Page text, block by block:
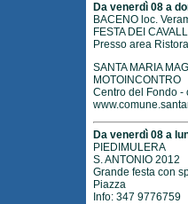
Da venerdì 08 a
BACENO loc.
FESTA DEI CAVALLI
Presso area
SANTA MARIA
MOTOINCONTRO
Centro del Fondo -
Da venerdì 08 a
PIEDIMULERA
S. ANTONIO 2012
Grande festa con
Piazza
Info: 347 9776759